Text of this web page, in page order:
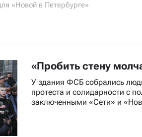
«Новой в Петербурге»
«Пробить стену
У здания ФСБ собрались
протеста и солидарности с
заключенными «Сети» и